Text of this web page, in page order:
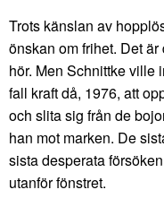
Trots känslan av
önskan om frihet. Det
hör. Men Schnittke ville
fall kraft då, 1976, att
och slita sig från de
han mot marken. De
sista desperata
utanför fönstret.